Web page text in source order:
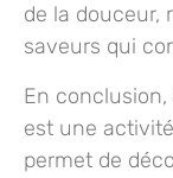
de la douceur,
saveurs qui
En
est une
permet de